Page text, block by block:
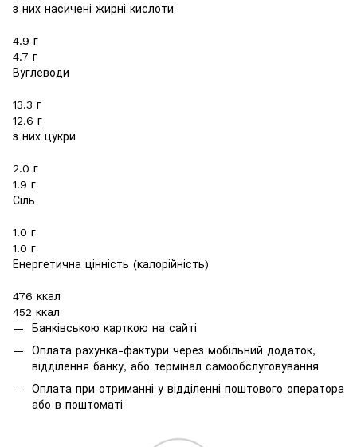
з них насичені жирні кислоти
4.9 г
4.7 г
Вуглеводи
13.3 г
12.6 г
з них цукри
2.0 г
1.9 г
Сіль
1.0 г
1.0 г
Енергетична цінність (калорійність)
476 ккал
452 ккал
Банківською карткою на сайті
Оплата рахунка-фактури через мобільний додаток,
відділення банку, або термінал самообслуговування
Оплата при отриманні у відділенні поштового оператора
або в поштоматі